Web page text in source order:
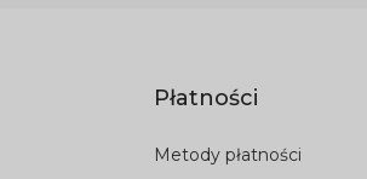
Płatności
Metody płatności